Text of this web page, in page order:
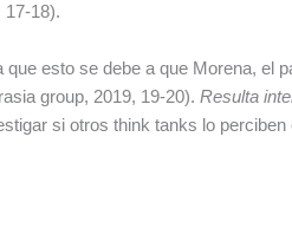
17-18).
que esto se debe a que Morena, el
group, 2019, 19-20). Resulta
si otros think tanks lo perciben